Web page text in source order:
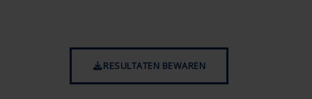
RESULTATEN BEWAREN